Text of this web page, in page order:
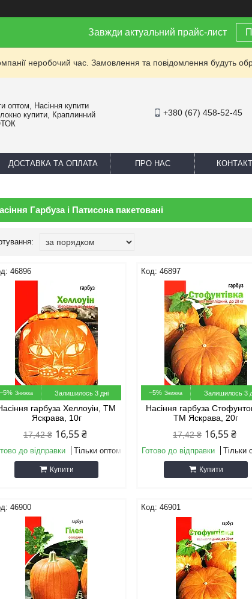
Завжди актуальний прайс-лист
неробочий час. Замовлення та повідомлення будуть
оптом, Насіння купити
купити, Краплинний
+380 (67) 458-52-45
ДОСТАВКА ТА ОПЛАТА ПРО НАС
Гарбуза і Патисона пакетовані
46896
–5% Залишилось 3 дні
гарбуза Хеллоуін, ТМ
Яскрава, 10г
17,42 ₴ 16,55 ₴
до відправки Тільки оптом
Купити
46897
–5% Залишилось 3
Насіння гарбуза
ТМ Яскрава, 20г
17,42 ₴ 16,55 ₴
Готово до відправки Тільки
Купити
46900 46901